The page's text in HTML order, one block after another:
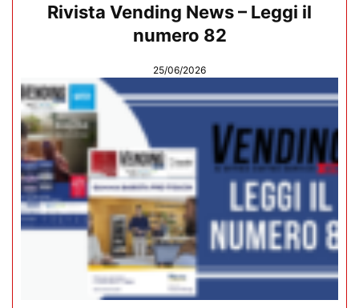
Rivista Vending News – Leggi il
numero 82
25/06/2026